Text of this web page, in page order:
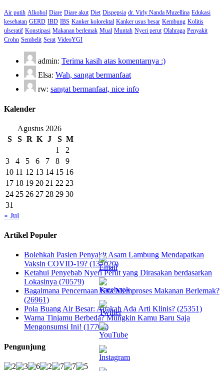
Air putih Alkohol Diare Diare akut Diet Dispepsia dr. Virly Nanda Muzellina Edukasi
kesehatan GERD IBD IBS Kanker kolorektal Kanker usus besar Kembung Kolitis
ulseratif Konstipasi Makanan berlemak Mual Muntah Nyeri perut Olahraga Penyakit
Crohn Sembelit Serat VideoYGI
admin: Terima kasih atas komentarnya :)
Elsa: Wah, sangat bermanfaat
rw: sangat bermanfaat, nice info
Kalender
Agustus 2026
S
S R K J S M
1
2
3
4 5 6 7 8
9
10 11 12 13 14 15 16
17 18 19 20 21 22 23
24 25 26 27 28 29 30
31
« Jul
Artikel Populer
Bolehkah Pasien Penyakit Asam Lambung Mendapatkan
Vaksin COVID-19? (137020)
Ketahui Penyebab Nyeri Perut yang Dirasakan berdasarkan
Lokasinya (70579)
Bagaimana Pencernaan Kita Memproses Makanan Berlemak?
(26961)
Pola Buang Air Besar: Apakah Ada Arti Klinis? (25351)
Warna Tinjamu Berbeda? Mungkin Kamu Baru Saja
Mengonsumsi Ini! (17703)
Pengunjung